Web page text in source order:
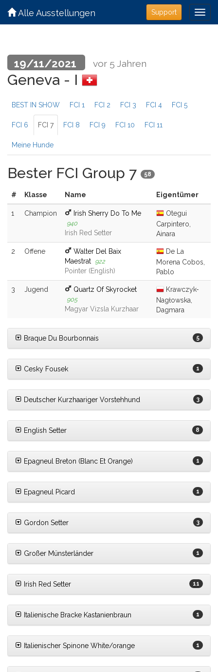
Support
Alle Ausstellungen
19/11/2021 vor 5 Jahren
Geneva - I
BEST IN SHOW FCI 1 FCI 2 FCI 3 FCI 4 FCI 5
FCI 6 FCI 7 FCI 8 FCI 9 FCI 10 FCI 11
Meine Hunde
Bester FCI Group 7 58
# Klasse Name Eigentümer
1 Champion Irish Sherry Do To Me
940
Irish Red Setter
Otegui
Carpintero,
Ainara
2 Offene
Walter Del Baix
Maestrat 922
Pointer (English)
De La
Morena Cobos,
Pablo
3 Jugend Quartz Of Skyrocket
905
Magyar Vizsla Kurzhaar
Krawczyk-
Nagłowska,
Dagmara
Braque Du Bourbonnais 5
Cesky Fousek 1
Deutscher Kurzhaariger Vorstehhund 3
English Setter 8
Epagneul Breton (Blanc Et Orange) 1
Epagneul Picard 1
Gordon Setter 3
Großer Münsterländer 1
Irish Red Setter 11
Italienische Bracke Kastanienbraun 1
Italienischer Spinone White/orange 1